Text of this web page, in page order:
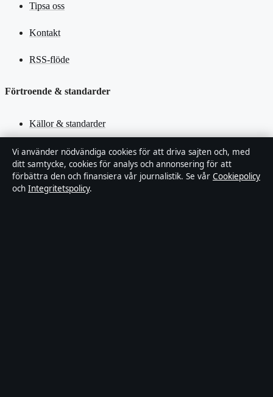
Tipsa oss
Kontakt
RSS-flöde
Förtroende & standarder
Källor & standarder
Redaktionell policy
Rättelsepolicy
Vi använder nödvändiga cookies för att driva sajten och, med
ditt samtycke, cookies för analys och annonsering för att
förbättra den och finansiera vår journalistik. Se vår Cookiepolicy
och Integritetspolicy.